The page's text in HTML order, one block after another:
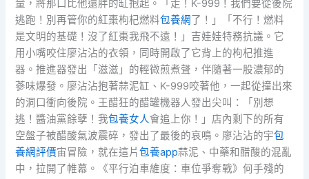
量，將那口比他還胖的缸抱起。「走！K-999！我們要從後院
逃跑！別再管你的紅棗枸杞燃料包養網了！」「不行！燃料
是文明的基礎！沒了紅棗我飛不遠！」吉娃娃特務抗議。它
用小嘴咬住廖沾沾的衣領，同時開啟了它背上的枸杞推進
器。推進器發出「滋滋」的輕微煎煮聲，伴隨著一股濃郁的
蔘味爆發。廖沾沾抱著蒜泥缸、K-999咬著他，一起從撞出來
的洞口衝向後院。王醋狂的醋罐機器人發出尖叫：「別想
逃！醬油黨餘孽！我包養女人會追上你！」店內剩下的所有
空盤子被醋酸氣波震碎，發出了最後的哀鳴。廖沾沾的宇包
養網評價宙冒險，就在這片包養app蒜泥、中藥和醋酸的混亂
中，拉開了帷幕。《平行泊車維度：車位爭奪戰》何手殘的